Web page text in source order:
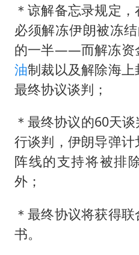
＊谅解备忘录规定
必须解冻伊朗被冻
的一半——而解冻资
油制裁以及解除海
最终协议谈判；
＊最终协议的60天
行谈判，伊朗导弹
阵线的支持将被排
外；
＊最终协议将获得
书。